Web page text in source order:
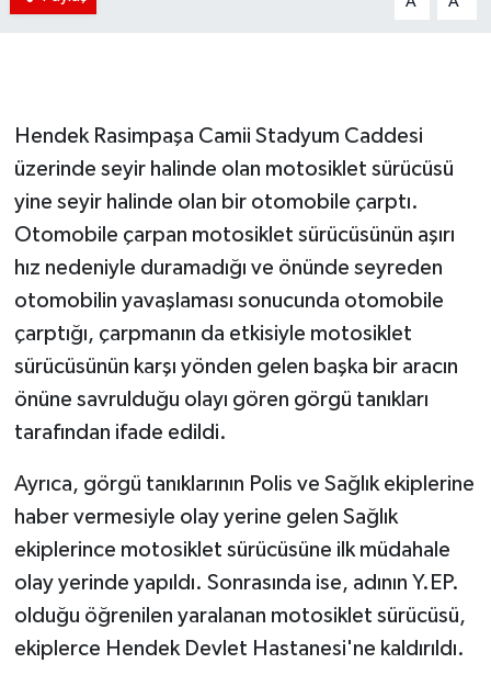
Hendek Rasimpaşa Camii Stadyum Caddesi
üzerinde seyir halinde olan motosiklet sürücüsü
yine seyir halinde olan bir otomobile çarptı.
Otomobile çarpan motosiklet sürücüsünün aşırı
hız nedeniyle duramadığı ve önünde seyreden
otomobilin yavaşlaması sonucunda otomobile
çarptığı, çarpmanın da etkisiyle motosiklet
sürücüsünün karşı yönden gelen başka bir aracın
önüne savrulduğu olayı gören görgü tanıkları
tarafından ifade edildi.
Ayrıca, görgü tanıklarının Polis ve Sağlık ekiplerine
haber vermesiyle olay yerine gelen Sağlık
ekiplerince motosiklet sürücüsüne ilk müdahale
olay yerinde yapıldı. Sonrasında ise, adının Y.EP.
olduğu öğrenilen yaralanan motosiklet sürücüsü,
ekiplerce Hendek Devlet Hastanesi'ne kaldırıldı.